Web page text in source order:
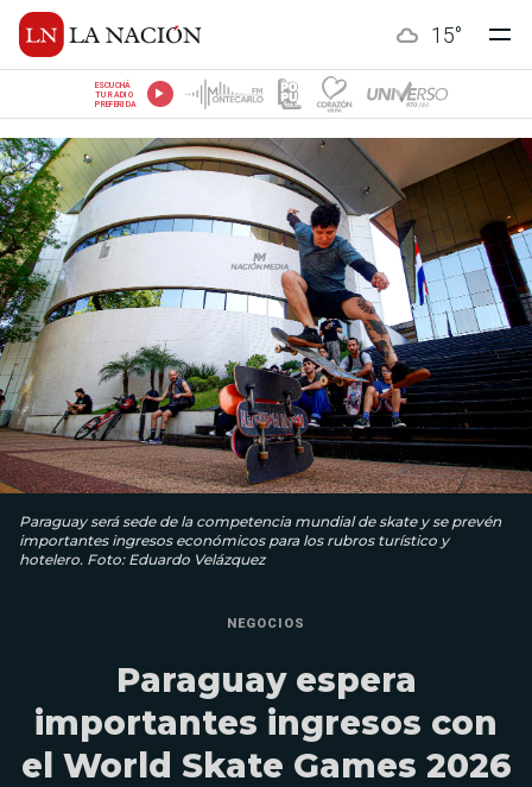
15°
ESCUCHÁ
TU RADIO
PREFERIDA
Paraguay será sede de la competencia mundial de skate y se prevén
importantes ingresos económicos para los rubros turístico y
hotelero. Foto: Eduardo Velázquez
NEGOCIOS
Paraguay espera
importantes ingresos con
el World Skate Games 2026